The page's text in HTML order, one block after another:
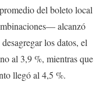
del boleto local
alcanzó
los datos, el
al 3,9 %, mientras que
llegó al 4,5 %.